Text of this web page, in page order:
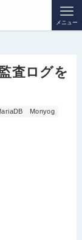
メニュー
査ログを
Monyog